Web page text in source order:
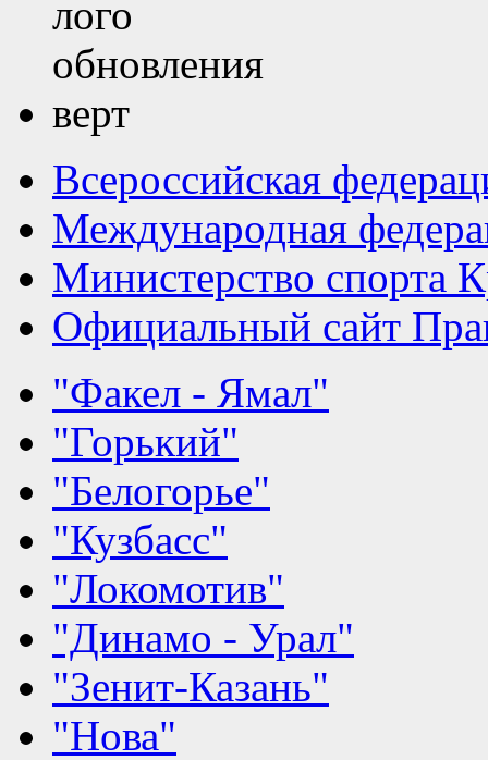
Всероссийская
Международная
Министерство спорта
Официальный сайт
"Факел - Ямал"
"Горький"
"Белогорье"
"Кузбасс"
"Локомотив"
"Динамо - Урал"
"Зенит-Казань"
"Нова"